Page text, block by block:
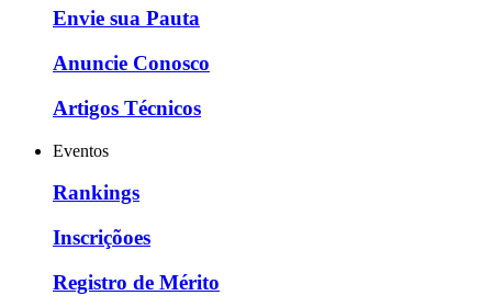
Envie sua Pauta
Anuncie Conosco
Artigos Técnicos
Eventos
Rankings
Inscriçõoes
Registro de Mérito